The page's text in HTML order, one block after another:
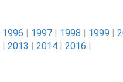
1996 | 1997 | 1998 | 1999 |
| 2013 | 2014 | 2016 |